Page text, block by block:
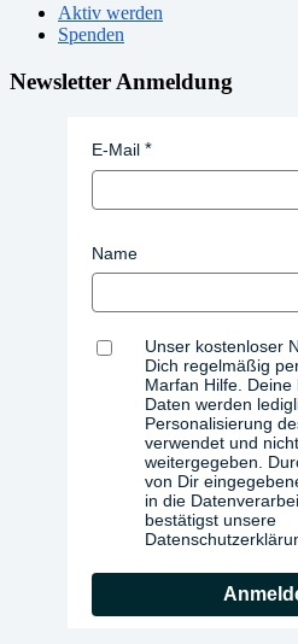
Aktiv werden
Spenden
Newsletter Anmeldung
E-Mail
Name
Unser kostenloser
Dich regelmäßig
Marfan Hilfe.
Daten werden
Personalisierung
verwendet und
weitergegeben.
von Dir
in die
bestätigst unsere